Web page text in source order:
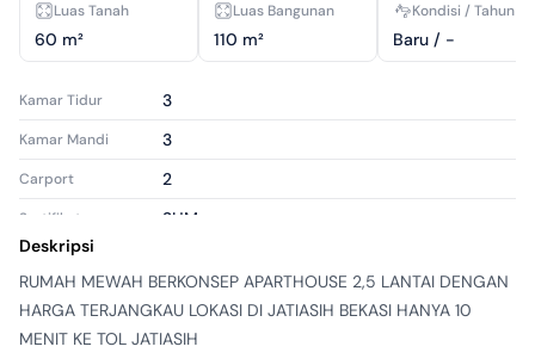
Luas Tanah
60 m²
Luas Bangunan
110 m²
Kondisi / Tahun
Baru / -
Kamar Tidur 3
Kamar Mandi 3
Carport 2
Sertifikat SHM
Daya Listrik
Kamar Tidur
Pembantu
1
Kamar Mandi
1
Deskripsi
RUMAH MEWAH BERKONSEP APARTHOUSE 2,5 LANTAI DENGAN
HARGA TERJANGKAU LOKASI DI JATIASIH BEKASI HANYA 10
MENIT KE TOL JATIASIH